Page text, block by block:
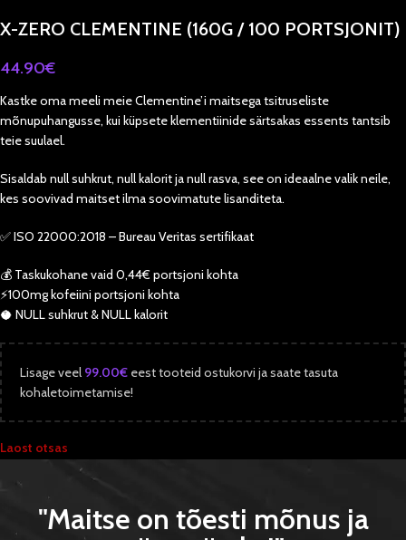
X-ZERO CLEMENTINE (160G / 100 PORTSJONIT)
44.90€
Kastke oma meeli meie Clementine’i maitsega tsitruseliste
mõnupuhangusse, kui küpsete klementiinide särtsakas essents tantsib
teie suulael.
Sisaldab null suhkrut, null kalorit ja null rasva, see on ideaalne valik neile,
kes soovivad maitset ilma soovimatute lisanditeta.
✅ ISO 22000:2018 – Bureau Veritas sertifikaat
💰 Taskukohane vaid 0,44€ portsjoni kohta
⚡️100mg kofeiini portsjoni kohta
🥥 NULL suhkrut & NULL kalorit
Lisage veel 99.00€ eest tooteid ostukorvi ja saate tasuta
kohaletoimetamise!
Laost otsas
"Maitse on tõesti mõnus ja